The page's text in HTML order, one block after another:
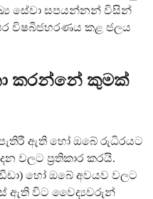
සේවා සපයන්නන් විසින්
විෂබීජහරණය කළ ජලය
කරන්නේ කුමක්
ඇති හෝ ඔබේ රුධිරයට
වලට ප්‍රතිකාර කරයි.
හෝ ඔබේ අවයව වලට
ඇති විට වෛද්‍යවරුන්